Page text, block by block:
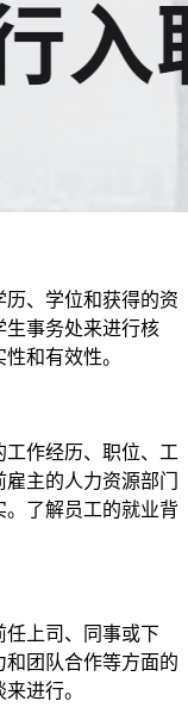
、学位和获得的资
生事务处来进行核
和有效性。
作经历、职位、工
主的人力资源部门
了解员工的就业背
任上司、同事或下
团队合作等方面的
进行。